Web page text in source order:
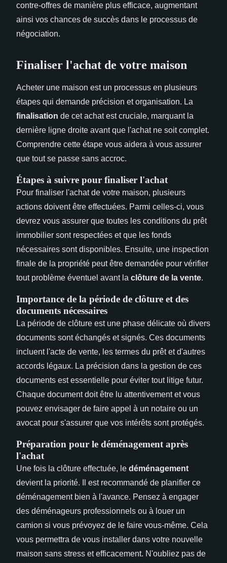
contre-offres de manière plus efficace, augmentant
ainsi vos chances de succès dans le processus de
négociation.
Finaliser l'achat de votre maison
Acheter une maison est un processus en plusieurs
étapes qui demande précision et organisation. La
finalisation de cet achat est cruciale, marquant la
dernière ligne droite avant que l'achat ne soit complet.
Comprendre cette étape vous aidera à vous assurer
que tout se passe sans accroc.
Étapes à suivre pour finaliser l'achat
Pour finaliser l'achat de votre maison, plusieurs
actions doivent être effectuées. Parmi celles-ci, vous
devrez vous assurer que toutes les conditions du prêt
immobilier sont respectées et que les fonds
nécessaires sont disponibles. Ensuite, une inspection
finale de la propriété peut être demandée pour vérifier
tout problème éventuel avant la clôture de la vente.
Importance de la période de clôture et des
documents nécessaires
La période de clôture est une phase délicate où divers
documents sont échangés et signés. Ces documents
incluent l'acte de vente, les termes du prêt et d'autres
accords légaux. La précision dans la gestion de ces
documents est essentielle pour éviter tout litige futur.
Chaque document doit être lu attentivement et vous
pouvez envisager de faire appel à un notaire ou un
avocat pour s'assurer que vos intérêts sont protégés.
Préparation pour le déménagement après
l'achat
Une fois la clôture effectuée, le déménagement
devient la priorité. Il est recommandé de planifier ce
déménagement bien à l'avance. Pensez à engager
des déménageurs professionnels ou à louer un
camion si vous prévoyez de le faire vous-même. Cela
vous permettra de vous installer dans votre nouvelle
maison sans stress et efficacement. N'oubliez pas de